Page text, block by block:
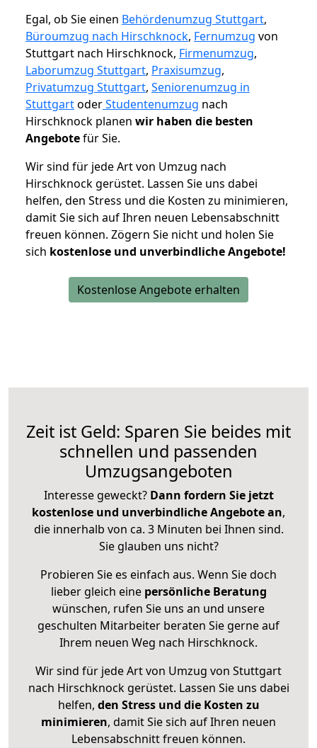
Egal, ob Sie einen Behördenumzug Stuttgart,
Büroumzug nach Hirschknock, Fernumzug von
Stuttgart nach Hirschknock, Firmenumzug,
Laborumzug Stuttgart, Praxisumzug,
Privatumzug Stuttgart, Seniorenumzug in
StuttgartoderStudentenumzug nach
Hirschknock planen wir haben die besten
Angebotefür Sie.
Wir sind für jede Art von Umzug nach
Hirschknock gerüstet. Lassen Sie uns dabei
helfen, den Stress und die Kosten zu minimieren,
damit Sie sich auf Ihren neuen Lebensabschnitt
freuen können. Zögern Sie nicht und holen Sie
sich kostenlose und unverbindliche Angebote!
Kostenlose Angebote erhalten
Zeit ist Geld: Sparen Sie beides mit
schnellen und passenden
Umzugsangeboten
Interesse geweckt? Dann fordern Sie jetzt
kostenlose und unverbindliche Angebote an,
die innerhalb von ca. 3 Minuten bei Ihnen sind.
Sie glauben uns nicht?
Probieren Sie es einfach aus. Wenn Sie doch
lieber gleich eine persönliche Beratung
wünschen, rufen Sie uns an und unsere
geschulten Mitarbeiter beraten Sie gerne auf
Ihrem neuen Weg nach Hirschknock.
Wir sind für jede Art von Umzug von Stuttgart
nach Hirschknock gerüstet. Lassen Sie uns dabei
helfen, den Stress und die Kosten zu
minimieren, damit Sie sich auf Ihren neuen
Lebensabschnitt freuen können.